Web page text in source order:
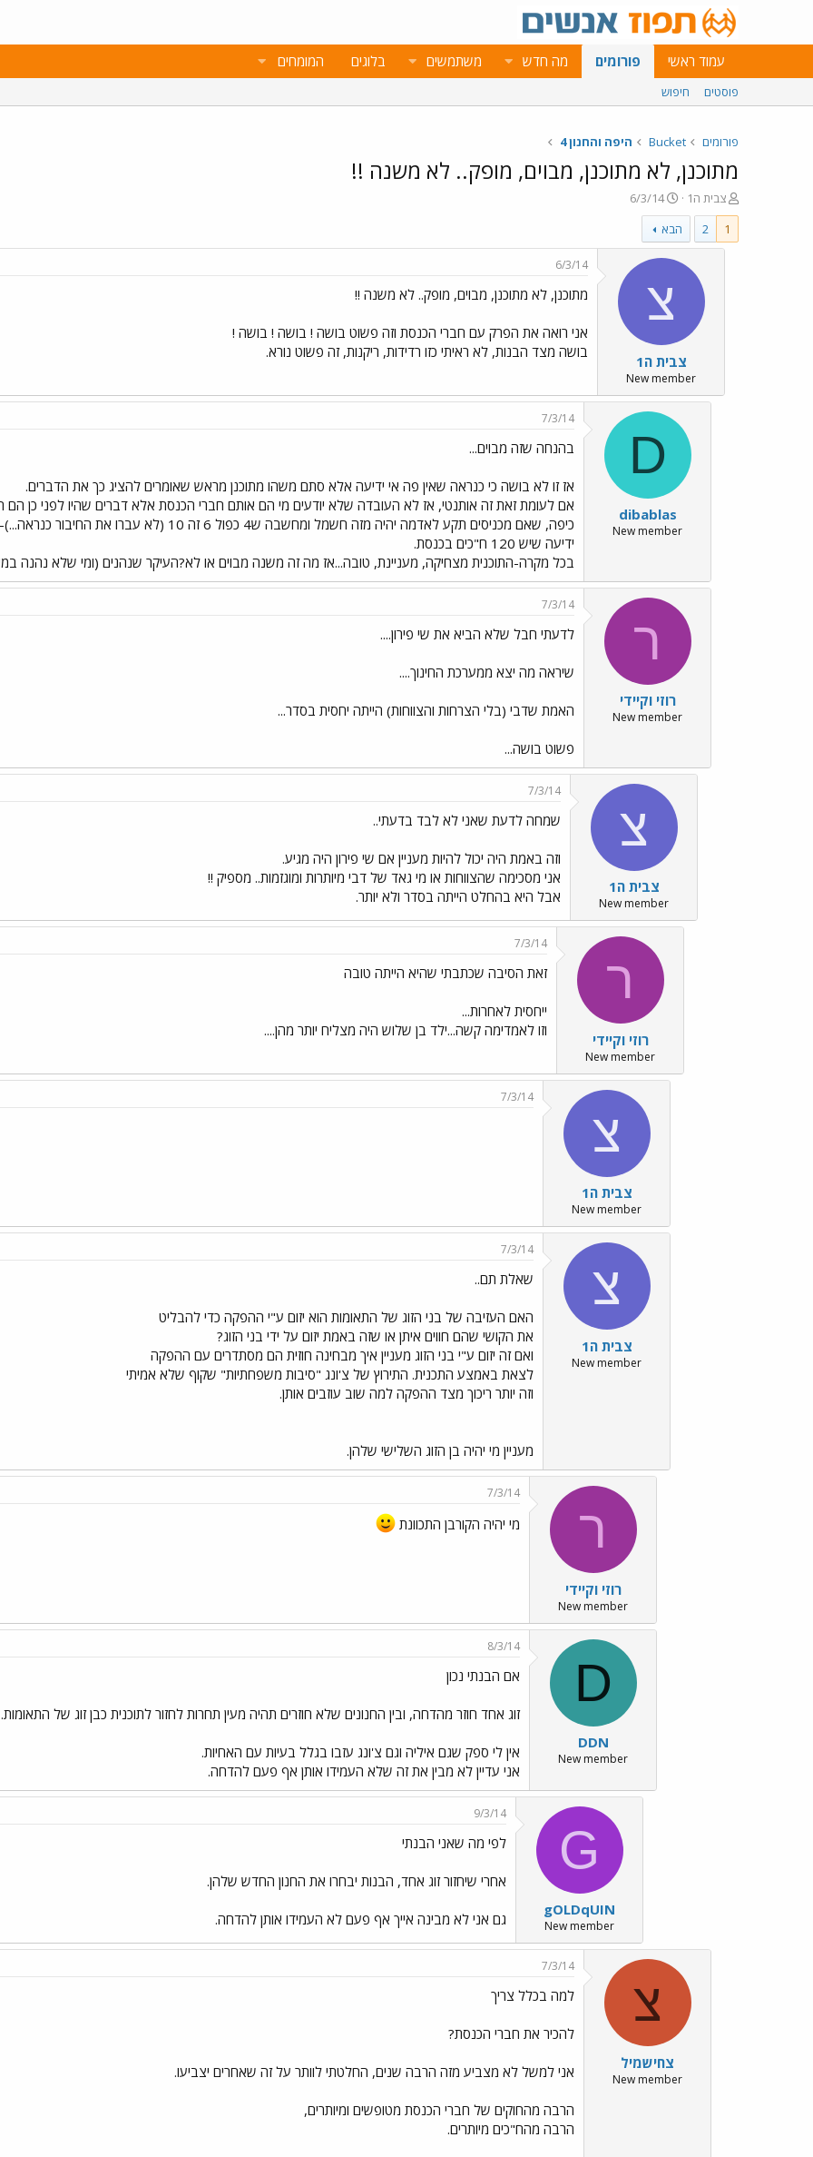
עמוד ראשי פורומים מה חדש משתמשים בלוגים המומחים
פוסטים חיפוש
פורומים Bucket היפה והחנון 4
מתוכנן, לא מתוכנן, מבוים, מופק.. לא משנה !!
פ
ו
ת
ח
צבית ה1
פ
ו
ר
ס
ם
ת
א
י
ך
6/3/14
1
2 הבא
צ
צבית ה1
New member
6/3/14
מתוכנן, לא מתוכנן, מבוים, מופק.. לא משנה !!
אני רואה את הפרק עם חברי הכנסת וזה פשוט בושה ! בושה ! בושה !
בושה מצד הבנות, לא ראיתי כזו רדידות, ריקנות, זה פשוט נורא.
D
dibablas
New member
7/3/14
בהנחה שזה מבוים...
אז זו לא בושה כי כנראה שאין פה אי ידיעה אלא סתם משהו מתוכנן מראש שאומרים להציג כך את הדברים.
אם לעומת זאת זה אותנטי, אז לא העובדה שלא יודעים מי הם אותם חברי הכנסת אלא דברים שהיו לפני כן
כיפה, שאם מכניסים תקע לאדמה יהיה מזה חשמל
ידיעה שיש 120 ח"כים בכנסת.
בכל מקרה-התוכנית מצחיקה, מעניינת, טובה...אז מה זה משנה מבוים או לא?העיקר שנהנים (ומי שלא נהנה
ר
רוזי וקיידי
New member
7/3/14
לדעתי חבל שלא הביא את שי פירון....
שיראה מה יצא ממערכת החינוך....
האמת שדבי (בלי הצרחות והצווחות) הייתה יחסית בסדר...
פשוט בושה...
צ
צבית ה1
New member
7/3/14
שמחה לדעת שאני לא לבד בדעתי..
וזה באמת היה יכול להיות מעניין אם שי פירון היה מגיע.
אני מסכימה שהצווחות או מי גאד של דבי מיותרות ומוגזמות.. מספיק !!
אבל היא בהחלט הייתה בסדר ולא יותר.
ר
רוזי וקיידי
New member
7/3/14
זאת הסיבה שכתבתי שהיא הייתה טובה
ייחסית לאחרות...
וזו לאמדימה קשה...ילד בן שלוש היה מצליח יותר מהן....
צ
צבית ה1
New member
7/3/14
צ
צבית ה1
New member
7/3/14
שאלת תם..
האם העזיבה של בני הזוג של התאומות הוא יזום ע"י ההפקה כדי להבליט
את הקושי שהם חווים איתן או שזה באמת יזום על ידי בני הזוג?
ואם זה יזום ע"י בני הזוג מעניין איך מבחינה חוזית הם מסתדרים עם ההפקה
לצאת באמצע התכנית. התירוץ של צ'ונג "סיבות משפחתיות" שקוף שלא אמיתי
וזה יותר ריכוך מצד ההפקה למה שוב עוזבים אותן.
מעניין מי יהיה בן הזוג השלישי שלהן.
ר
רוזי וקיידי
New member
7/3/14
מי יהיה הקורבן התכוונת
D
DDN
New member
8/3/14
אם הבנתי נכון
זוג אחד חוזר מהדחה, ובין החנונים שלא חוזרים תהיה מעין תחרות לחזור לתוכנית כבן זוג של התאומות.
אין לי ספק שגם איליה וגם צ'ונג עזבו בגלל בעיות עם האחיות.
אני עדיין לא מבין את זה שלא העמידו אותן אף פעם להדחה.
G
gOLDqUIN
New member
9/3/14
לפי מה שאני הבנתי
אחרי שיחזור זוג אחד, הבנות יבחרו את החנון החדש שלהן.
גם אני לא מבינה אייך אף פעם לא העמידו אותן להדחה.
צ
צחישמיל
New member
7/3/14
למה בכלל צריך
להכיר את חברי הכנסת?
אני למשל לא מצביע מזה הרבה שנים, החלטתי לוותר על זה שאחרים יצביעו.
הרבה מהחוקים של חברי הכנסת מטופשים ומיותרים,
הרבה מהח"כים מיותרים.